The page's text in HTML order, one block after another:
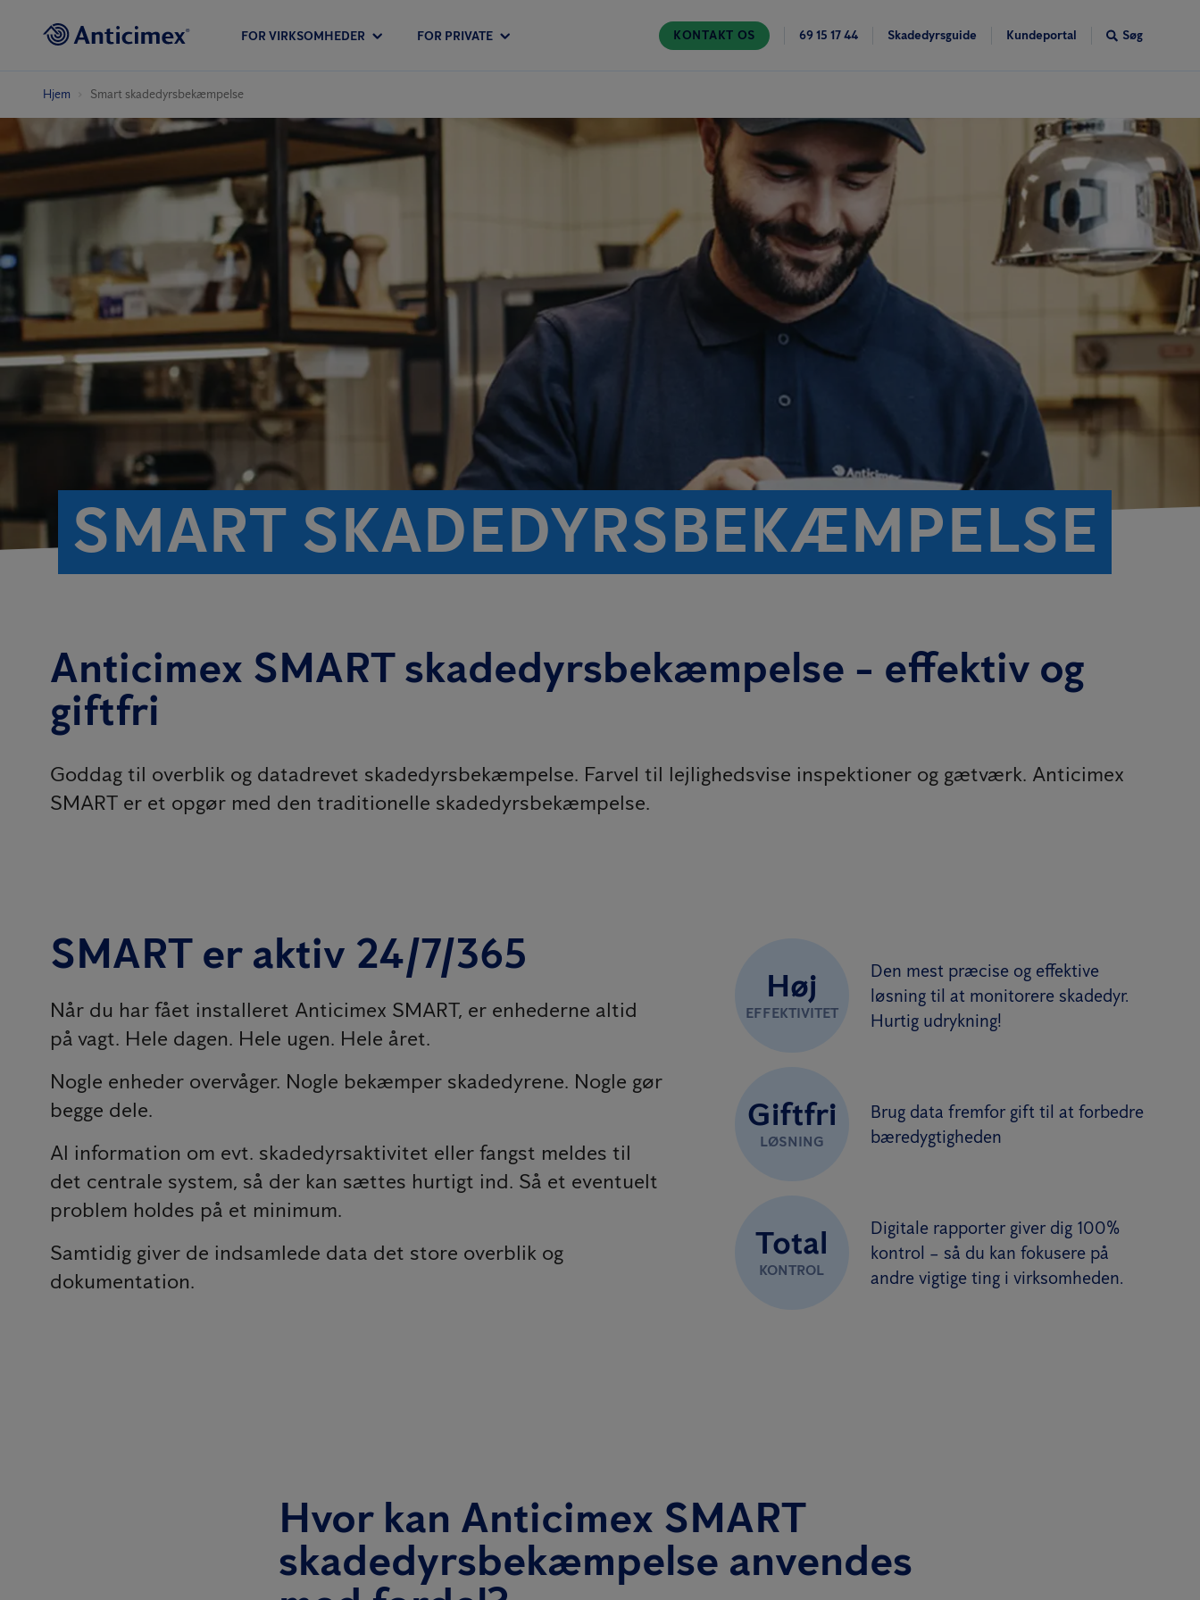
FOR VIRKSOMHEDER FOR PRIVATE KONTAKT OS 69 15 17 44 Skadedyrsguide Kundeportal Søg
Hjem Smart skadedyrs­bekæmpelse
SMART SKADEDYRS­BEKÆMPELSE
Anticimex SMART skadedyrsbekæmpelse - effektiv og
giftfri
Goddag til overblik og datadrevet skadedyrsbekæmpelse. Farvel til lejlighedsvise inspektioner og gætværk. Anticimex
SMART er et opgør med den traditionelle skadedyrsbekæmpelse.
SMART er aktiv 24/7/365
Når du har fået installeret Anticimex SMART, er enhederne altid
på vagt. Hele dagen. Hele ugen. Hele året.
Nogle enheder overvåger. Nogle bekæmper skadedyrene. Nogle gør
begge dele.
Al information om evt. skadedyrsaktivitet eller fangst meldes til
det centrale system, så der kan sættes hurtigt ind. Så et eventuelt
problem holdes på et minimum.
Samtidig giver de indsamlede data det store overblik og
dokumentation.
Høj
EFFEKTIVITET
Den mest præcise og effektive
løsning til at monitorere skadedyr.
Hurtig udrykning!
Giftfri
LØSNING
Brug data fremfor gift til at forbedre
bæredygtigheden
Total
KONTROL
Digitale rapporter giver dig 100%
kontrol – så du kan fokusere på
andre vigtige ting i virksomheden.
Hvor kan Anticimex SMART
skadedyrsbekæmpelse anvendes